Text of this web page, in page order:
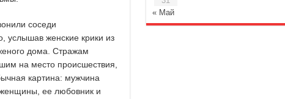
соседи
услышав женские крики из
дома. Стражам
на место происшествия,
картина: мужчина
ее любовник и
« Май